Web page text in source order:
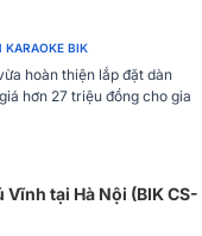
KARAOKE BIK
hoàn thiện lắp đặt dàn
hơn 27 triệu đồng cho gia
tại Hà Nội (BIK CS-